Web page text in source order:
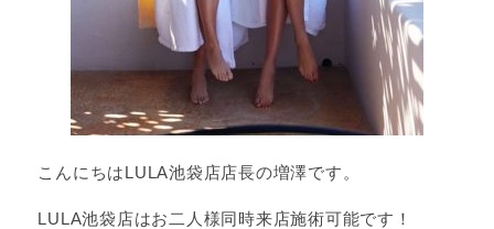
こんにちはLULA池袋店店長の増澤です。
LULA池袋店はお二人様同時来店施術可能です！